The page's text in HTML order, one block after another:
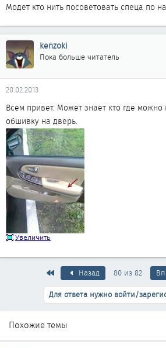
Модет кто нить посоветовать спеца по
kenzoki
Пока больше читатель
20.02.2013
Всем привет. Может знает кто где можно
обшивку на дверь.
ПервыйНазад 80 из 82
Для ответа нужно войти/
Похожие темы